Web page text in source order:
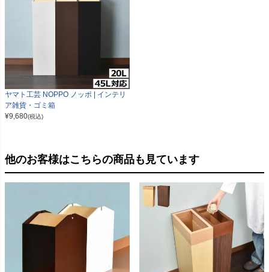
ヤマト工芸 NOPPO ノッポ | インテリ
ア雑貨・ゴミ箱
¥9,680(税込)
他のお客様はこちらの商品も見ています